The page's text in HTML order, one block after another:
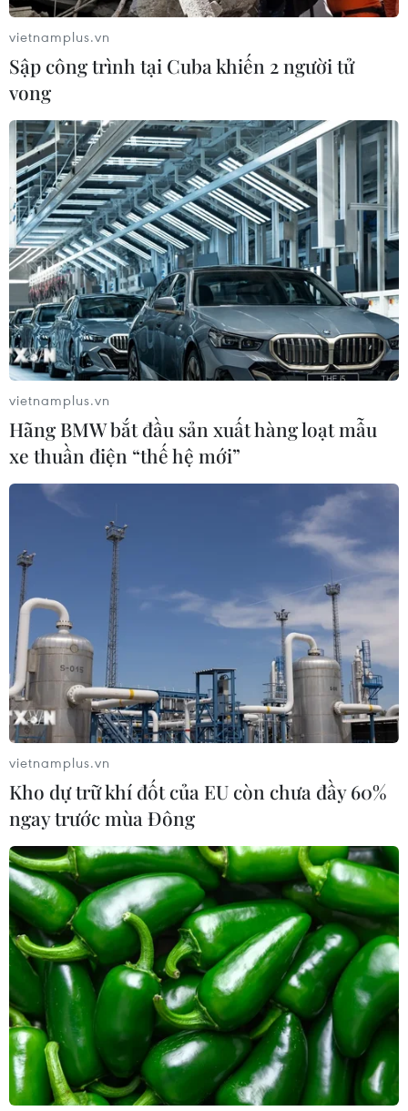
TIN CÙNG CHUYÊN MỤC
Chứng khoán Mỹ rời đỉnh khi giá
năng lượng leo thang
06/08/2026 23:58
Chứng khoán 6/8: Cổ phiếu hóa chất
tăng trần, trắng bên bán giữa phiên
đỏ lửa
06/08/2026 09:40
Dow Jones lập đỉnh kỷ lục nhờ diễn
biến tích cực tại Trung Đông
05/08/2026 23:27
Chứng khoán châu Á đồng loạt tăng
nhờ đà hồi phục của cổ phiếu công
nghệ
05/08/2026 11:00
Thị trường IPO Đông Nam Á nửa đầu
vietnamplus.vn
Sập công trình tại Cuba khiến 2 người tử
vong
vietnamplus.vn
Hãng BMW bắt đầu sản xuất hàng loạt mẫu
xe thuần điện “thế hệ mới”
vietnamplus.vn
Kho dự trữ khí đốt của EU còn chưa đầy 60%
ngay trước mùa Đông